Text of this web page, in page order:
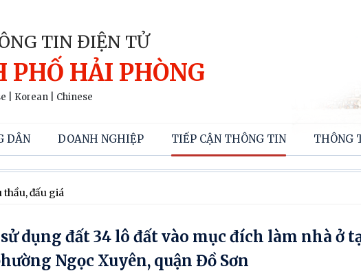
TIN ĐIỆN TỬ
PHỐ HẢI PHÒNG
Korean Chinese
DÂN DOANH NGHIỆP TIẾP CẬN THÔNG TIN THÔNG
đấu giá
dụng đất 34 lô đất vào mục đích làm nhà ở
Ngọc Xuyên, quận Đồ Sơn